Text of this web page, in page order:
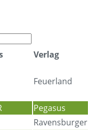
Verlag
Feuerland
Pegasus
Ravensburger